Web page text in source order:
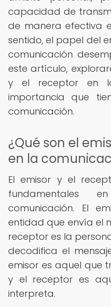
capacidad de
de manera efectiva
sentido, el papel del
comunicación
este artículo,
y el receptor en
importancia que
comunicación.
¿Qué son el
en la
El emisor y el
fundamentales
comunicación. El
entidad que envía el
receptor es la
decodifica el
emisor es aquel que
y el receptor es
interpreta.